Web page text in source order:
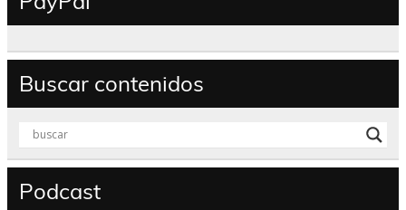
Buscar contenidos
Podcast